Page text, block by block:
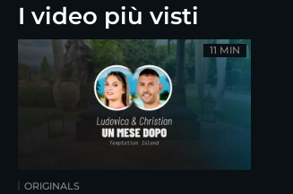
I video più visti
ORIGINALS
11 MIN